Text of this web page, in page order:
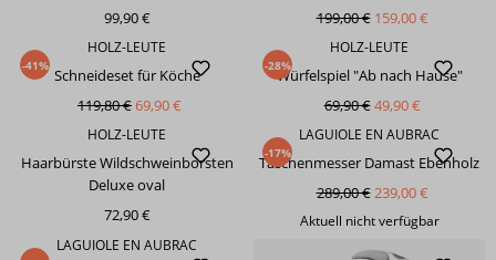
99,90 €
199,00 € 159,00 €
-41%
HOLZ-LEUTE
Schneideset für Köche
119,80 €69,90 €
-28%
HOLZ-LEUTE
Würfelspiel "Ab nach Hause"
69,90 €49,90 €
HOLZ-LEUTE
Haarbürste Wildschweinborsten
Deluxe oval
72,90 €
-17%
LAGUIOLE EN AUBRAC
Taschenmesser Damast Ebenholz
289,00 €239,00 €
Aktuell nicht verfügbar
LAGUIOLE EN AUBRAC